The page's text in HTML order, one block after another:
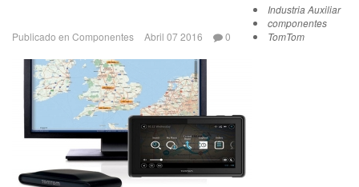
Publicado en Componentes Abril 07 2016 0
Industria Auxiliar
componentes
TomTom